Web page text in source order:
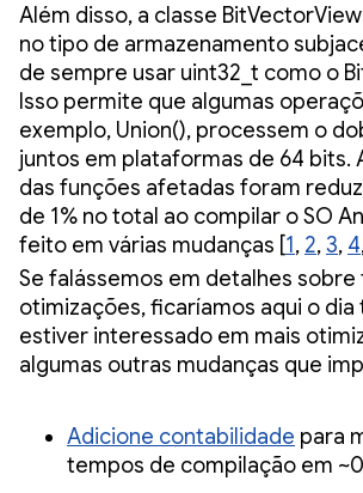
Além disso, a classe
no tipo de armazenamento
de sempre usar uint32_t como o
Isso permite que algumas
exemplo, Union(), processem o
juntos em plataformas de 64 bits.
das funções afetadas foram
de 1% no total ao compilar o SO
feito em várias mudanças [1, 2,3, 4
Se falássemos em detalhes sobre
otimizações, ficaríamos aqui o dia
estiver interessado em mais
algumas outras mudanças que
Adicione contabilidade para
tempos de compilação em